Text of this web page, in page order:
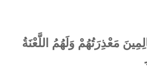
مَعْذِرَتُهُمْ وَلَهُمُ اللَّعْنَةُ